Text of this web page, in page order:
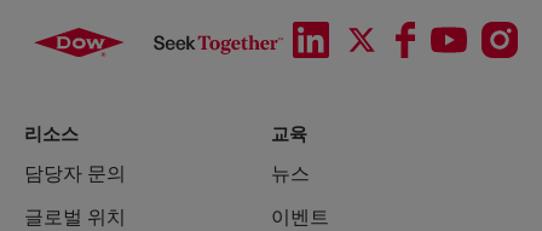
리소스
담당자 문의
글로벌 위치
교육
뉴스
이벤트